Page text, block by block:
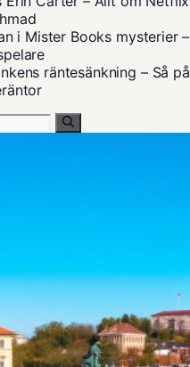
i Mister Books mysterier
räntesänkning – Så